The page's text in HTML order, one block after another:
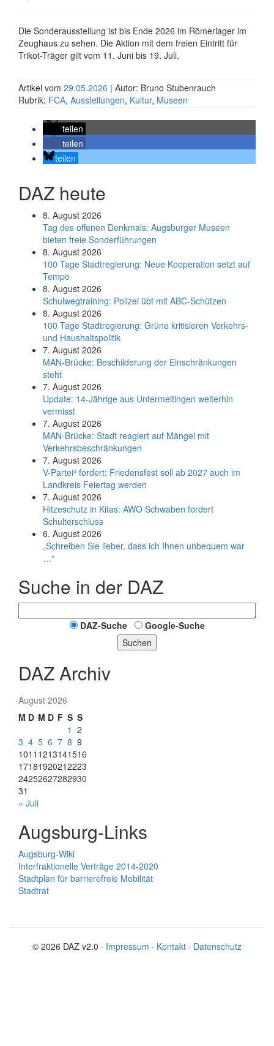
Die Sonderausstellung ist bis Ende 2026 im Römerlager im
Zeughaus zu sehen. Die Aktion mit dem freien Eintritt für
Trikot-Träger gilt vom 11. Juni bis 19. Juli.
Artikel vom 29.05.2026 | Autor: Bruno Stubenrauch
Rubrik: FCA, Ausstellungen, Kultur, Museen
teilen
teilen
teilen
DAZ heute
8. August 2026
Tag des offenen Denkmals: Augsburger Museen
bieten freie Sonderführungen
8. August 2026
100 Tage Stadtregierung: Neue Kooperation setzt auf
Tempo
8. August 2026
Schul­weg­trai­ning: Poli­zei übt mit ABC-Schüt­zen
8. August 2026
100 Tage Stadtregierung: Grüne kritisieren Verkehrs-
und Haushaltspolitik
7. August 2026
MAN-Brücke: Beschilderung der Einschränkungen
steht
7. August 2026
Update: 14-Jährige aus Untermeitingen weiterhin
vermisst
7. August 2026
MAN-Brücke: Stadt reagiert auf Mängel mit
Verkehrsbeschränkungen
7. August 2026
V-Partei­³ fordert: Friedens­fest soll ab 2027 auch im
Land­kreis Feier­tag werden
7. August 2026
Hitzeschutz in Kitas: AWO Schwaben fordert
Schulterschluss
6. August 2026
„Schreiben Sie lieber, dass ich Ihnen unbequem war
…“
Suche in der DAZ
DAZ-Suche
Google-Suche
Suchen
DAZ Archiv
August 2026
M D M D F S S
1 2
3 4 5 6 7 8 9
1011 1213141516
17181920212223
24252627282930
31
« Juli
Augsburg-Links
Augsburg-Wiki
Interfraktionelle Verträge 2014-2020
Stadtplan für barrierefreie Mobilität
Stadtrat
© 2026 DAZ v2.0 · Impressum · Kontakt · Datenschutz